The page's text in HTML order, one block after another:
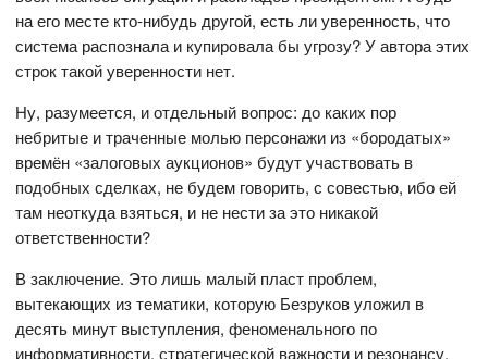
на его месте кто-нибудь другой, есть ли уверенность, что
система распознала и купировала бы угрозу? У автора этих
строк такой уверенности нет.
Ну, разумеется, и отдельный вопрос: до каких пор
небритые и траченные молью персонажи из «бородатых»
времён «залоговых аукционов» будут участвовать в
подобных сделках, не будем говорить, с совестью, ибо ей
там неоткуда взяться, и не нести за это никакой
ответственности?
В заключение. Это лишь малый пласт проблем,
вытекающих из тематики, которую Безруков уложил в
десять минут выступления, феноменального по
информативности, стратегической важности и резонансу.